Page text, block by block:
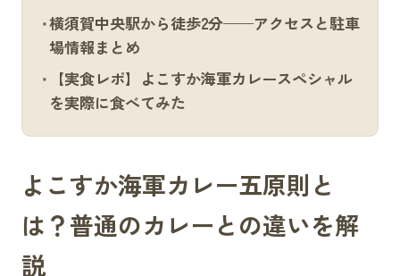
横須賀中央駅から徒歩2分——アクセスと駐車
場情報まとめ
【実食レポ】よこすか海軍カレースペシャル
を実際に食べてみた
よこすか海軍カレー五原則と
は？普通のカレーとの違いを解
説